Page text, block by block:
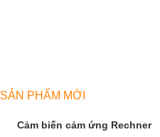
SẢN PHẨM MỚI
Cảm biến cảm ứng Rechner